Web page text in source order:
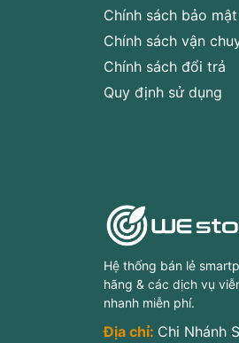
Chính sách bảo mật
Chính sách vận
Chính sách đổi trả
Quy định sử dụng
Hệ thống bán lẻ
hãng & các dịch vụ
nhanh miễn phí.
Địa chỉ: Chi Nhánh